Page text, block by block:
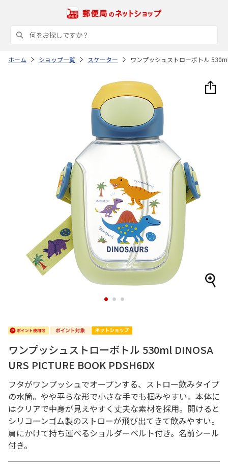
ホーム ショップ一覧 スケーター ワンプッシュストローボトル
1 2 3
ワンプッシュストローボトル 530ml DINOSA
URS PICTURE BOOK PDSH6DX
フタがワンプッシュでオープンする、ストロー飲みタイプ
の水筒。やや平らな形で小さな手でも掴みやすい。本体に
はクリアで中身が見えやすく丈夫な素材を採用。開けると
シリコーンゴム製のストローが飛び出てきて飲みやすい。
肩にかけて持ち運べるショルダーベルト付き。名前シール
付き。